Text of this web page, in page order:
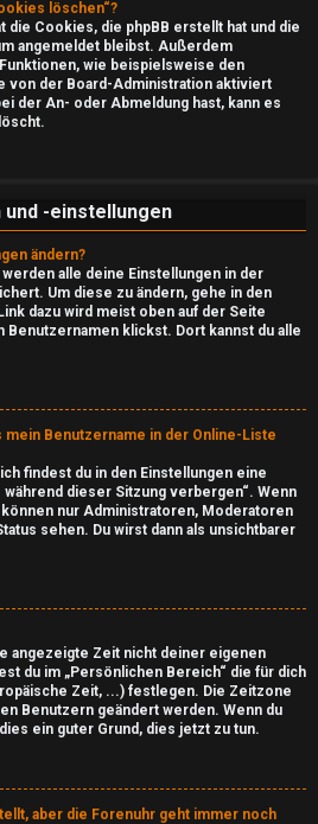
löschen“?
die Cookies, die phpBB erstellt hat und die
angemeldet bleibst. Außerdem
wie beispielsweise den
von der Board-Administration aktiviert
der An- oder Abmeldung hast, kann es
-einstellungen
ändern?
alle deine Einstellungen in der
Um diese zu ändern, gehe in den
dazu wird meist oben auf der Seite
Benutzernamen klickst. Dort kannst du alle
mein Benutzername in der Online-Liste
findest du in den Einstellungen eine
während dieser Sitzung verbergen“. Wenn
nur Administratoren, Moderatoren
sehen. Du wirst dann als unsichtbarer
angezeigte Zeit nicht deiner eigenen
du im „Persönlichen Bereich“ die für dich
Zeit, ...) festlegen. Die Zeitzone
Benutzern geändert werden. Wenn du
ein guter Grund, dies jetzt zu tun.
aber die Forenuhr geht immer noch